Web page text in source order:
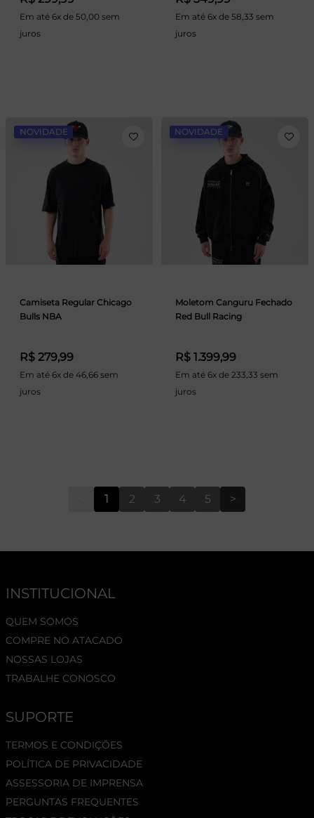
Em até 6x de 50,00 sem
juros
Em até 6x de 58,33 sem
juros
NOVIDADE
Camiseta Regular Chicago
Bulls NBA
R$ 279,99
Em até 6x de 46,66 sem
juros
NOVIDADE
Moletom Canguru Fechado
Red Bull Racing
R$ 1.399,99
Em até 6x de 233,33 sem
juros
1 2 3 4 5 >
INSTITUCIONAL
QUEM SOMOS
COMPRE NO ATACADO
NOSSAS LOJAS
TRABALHE CONOSCO
SUPORTE
TERMOS E CONDIÇÕES
POLÍTICA DE PRIVACIDADE
ASSESSORIA DE IMPRENSA
PERGUNTAS FREQUENTES